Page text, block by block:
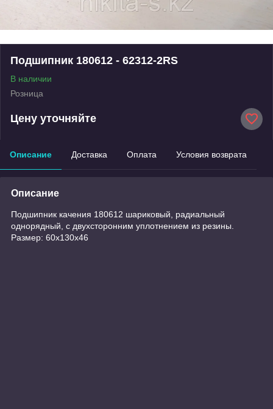
Подшипник 180612 - 62312-2RS
В наличии
Розница
Цену уточняйте
Описание Доставка Оплата Условия возврата
Описание
Подшипник качения 180612 шариковый, радиальный
однорядный, с двухсторонним уплотнением из резины.
Размер: 60x130x46